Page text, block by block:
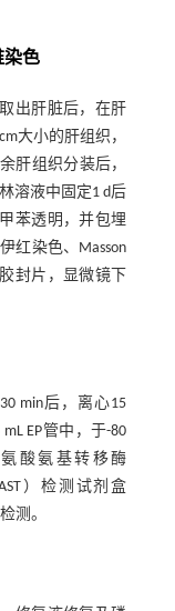
染色
出肝脏后，在肝
大小的肝组织，
肝组织分装后，
溶液中固定1 d后
苯透明，并包埋
红染色、Masson
封片，显微镜下
min后，离心15
EP管中，于-80
酸氨基转移酶
）检测试剂盒
测。